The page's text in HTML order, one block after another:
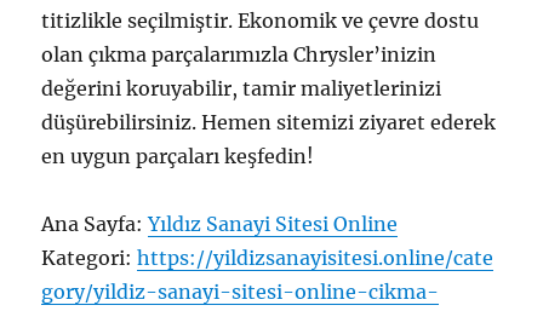
titizlikle seçilmiştir. Ekonomik ve çevre dostu
olan çıkma parçalarımızla Chrysler’inizin
değerini koruyabilir, tamir maliyetlerinizi
düşürebilirsiniz. Hemen sitemizi ziyaret ederek
en uygun parçaları keşfedin!
Ana Sayfa:Yıldız Sanayi Sitesi Online
Kategori:https://yildizsanayisitesi.online/cate
gory/yildiz-sanayi-sitesi-online-cikma-